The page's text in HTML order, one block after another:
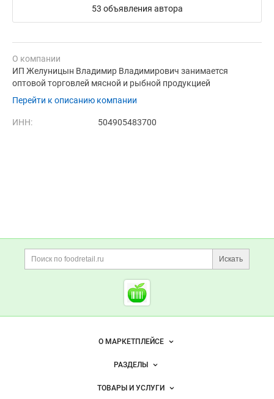
53 объявления автора
О компании
ИП Желуницын Владимир Владимирович занимается
оптовой торговлей мясной и рыбной продукцией
Перейти к описанию компании
ИНН: 504905483700
Дополнительная информация
Поиск по сайту и
Искать
Cсылки на полезные
Foodretail.ru
— продукты
Важные разделы и контакты
Навигация по сайтуО МАРКЕТПЛЕЙСЕ
Размещение рекламы
РАЗДЕЛЫ
ТОВАРЫ И УСЛУГИ